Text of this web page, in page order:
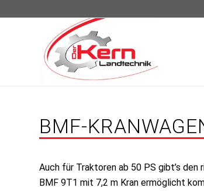
BMF-
Auch für Traktoren ab 50 PS gibt’s
BMF 9T1 mit 7,2 m Kran ermöglicht